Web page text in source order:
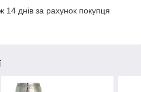
днів за рахунок покупця